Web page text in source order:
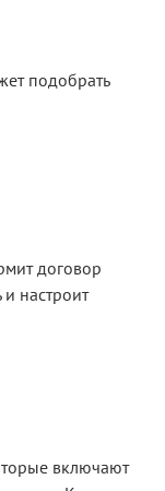
подобрать
договор
и настроит
включают